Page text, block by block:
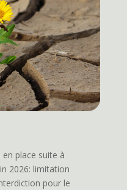
place suite à
2026: limitation
pour le